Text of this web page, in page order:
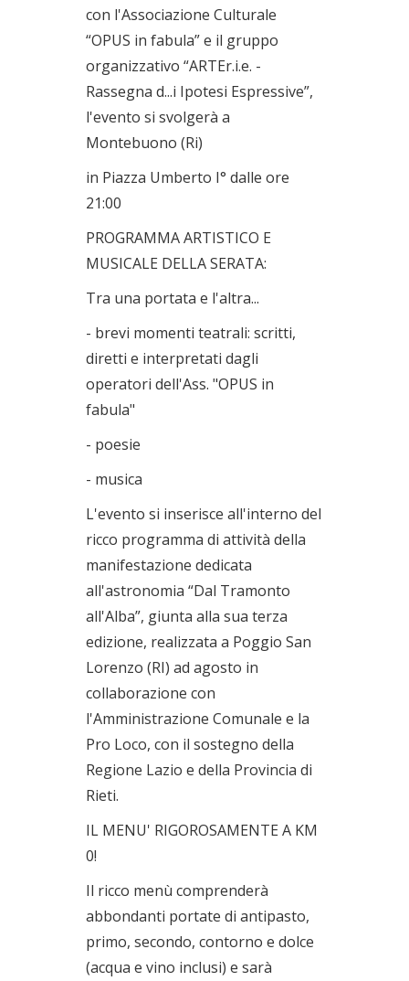
con l'Associazione Culturale
“OPUS in fabula” e il gruppo
organizzativo “ARTEr.i.e. -
Rassegna d...i Ipotesi Espressive”,
l'evento si svolgerà a
Montebuono (Ri)
in Piazza Umberto I° dalle ore
21:00
PROGRAMMA ARTISTICO E
MUSICALE DELLA SERATA:
Tra una portata e l'altra...
- brevi momenti teatrali: scritti,
diretti e interpretati dagli
operatori dell'Ass. "OPUS in
fabula"
- poesie
- musica
L'evento si inserisce all'interno del
ricco programma di attività della
manifestazione dedicata
all'astronomia “Dal Tramonto
all'Alba”, giunta alla sua terza
edizione, realizzata a Poggio San
Lorenzo (RI) ad agosto in
collaborazione con
l'Amministrazione Comunale e la
Pro Loco, con il sostegno della
Regione Lazio e della Provincia di
Rieti.
IL MENU' RIGOROSAMENTE A KM
0!
Il ricco menù comprenderà
abbondanti portate di antipasto,
primo, secondo, contorno e dolce
(acqua e vino inclusi) e sarà